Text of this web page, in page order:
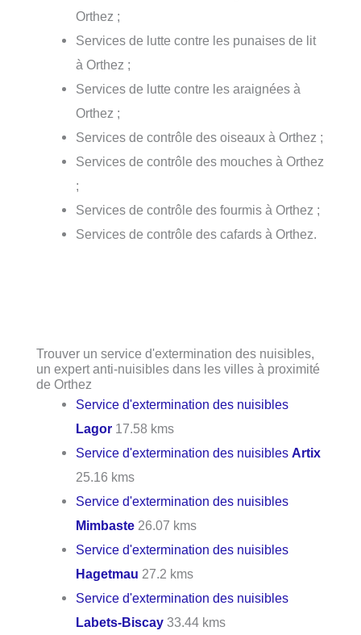
Orthez ;
Services de lutte contre les punaises de lit
à Orthez ;
Services de lutte contre les araignées à
Orthez ;
Services de contrôle des oiseaux à Orthez ;
Services de contrôle des mouches à Orthez
;
Services de contrôle des fourmis à Orthez ;
Services de contrôle des cafards à Orthez.
Trouver un service d'extermination des nuisibles,
un expert anti-nuisibles dans les villes à proximité
de Orthez
Service d'extermination des nuisibles
Lagor 17.58 kms
Service d'extermination des nuisiblesArtix
25.16 kms
Service d'extermination des nuisibles
Mimbaste 26.07 kms
Service d'extermination des nuisibles
Hagetmau 27.2 kms
Service d'extermination des nuisibles
Labets-Biscay 33.44 kms